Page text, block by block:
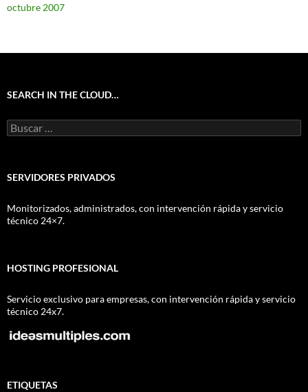
octubre 2007
SEARCH IN THE CLOUD…
Buscar:
SERVIDORES PRIVADOS
Monitorizados, administrados, con intervención rápida y servicio
técnico 24×7.
HOSTING PROFESIONAL
Servicio exclusivo para empresas, con intervención rápida y servicio
técnico 24x7.
ETIQUETAS